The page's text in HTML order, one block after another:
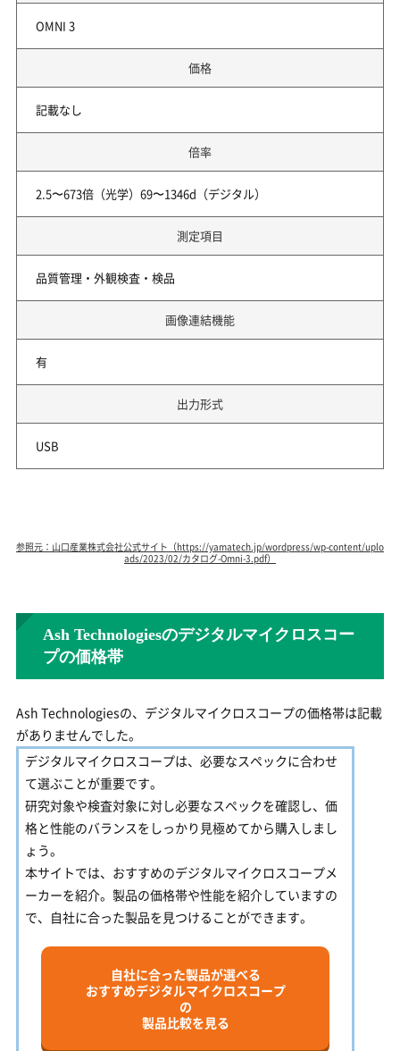
OMNI 3
価格
記載なし
倍率
2.5〜673倍（光学）69〜1346d（デジタル）
測定項目
品質管理・外観検査・検品
画像連結機能
有
出力形式
USB
参照元：山口産業株式会社公式サイト（https://yamatech.jp/wordpress/wp-content/uplo
ads/2023/02/カタログ-Omni-3.pdf）
Ash Technologiesのデジタルマイクロスコー
プの価格帯
Ash Technologiesの、デジタルマイクロスコープの価格帯は記載
がありませんでした。
デジタルマイクロスコープは、必要なスペックに合わせ
て選ぶことが重要です。
研究対象や検査対象に対し必要なスペックを確認し、価
格と性能のバランスをしっかり見極めてから購入しまし
ょう。
本サイトでは、おすすめのデジタルマイクロスコープメ
ーカーを紹介。製品の価格帯や性能を紹介していますの
で、自社に合った製品を見つけることができます。
自社に合った製品が選べる
おすすめデジタルマイクロスコープ
の
製品比較を見る